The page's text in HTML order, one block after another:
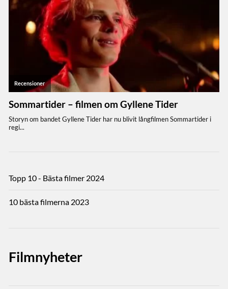
Topp 10 - Bästa filmer 2024
10 bästa filmerna 2023
Filmnyheter